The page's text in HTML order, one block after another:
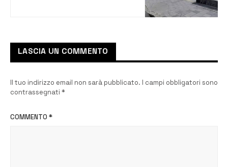
LASCIA UN COMMENTO
Il tuo indirizzo email non sarà pubblicato. I campi obbligatori sono
contrassegnati *
COMMENTO *